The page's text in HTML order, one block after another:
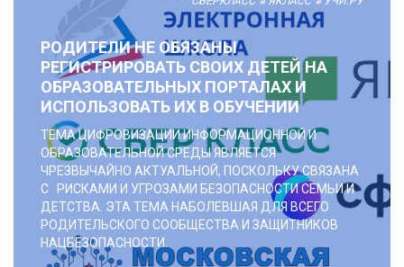
РОДИТЕЛИ НЕ ОБЯЗАНЫ
РЕГИСТРИРОВАТЬ СВОИХ ДЕТЕЙ НА
ОБРАЗОВАТЕЛЬНЫХ ПОРТАЛАХ И
ИСПОЛЬЗОВАТЬ ИХ В ОБУЧЕНИИ
ТЕМА ЦИФРОВИЗАЦИИ ИНФОРМАЦИОННОЙ И
ОБРАЗОВАТЕЛЬНОЙ СРЕДЫ ЯВЛЯЕТСЯ
ЧРЕЗВЫЧАЙНО АКТУАЛЬНОЙ, ПОСКОЛЬКУ СВЯЗАНА
С РИСКАМИ И УГРОЗАМИ БЕЗОПАСНОСТИ СЕМЬИ И
ДЕТСТВА. ЭТА ТЕМА НАБОЛЕВШАЯ ДЛЯ ВСЕГО
РОДИТЕЛЬСКОГО СООБЩЕСТВА И ЗАЩИТНИКОВ
НАЦБЕЗОПАСНОСТИ.